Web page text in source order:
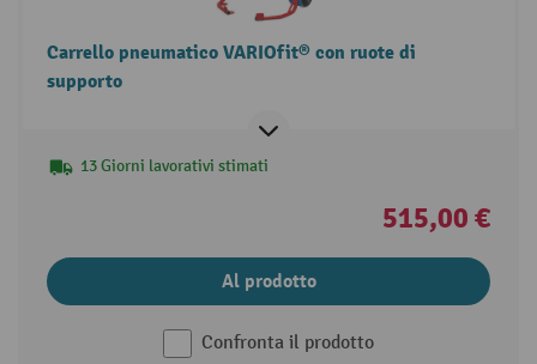
Carrello pneumatico VARIOfit® con ruote di
supporto
13 Giorni lavorativi stimati
515,00 €
Al prodotto
Confronta il prodotto